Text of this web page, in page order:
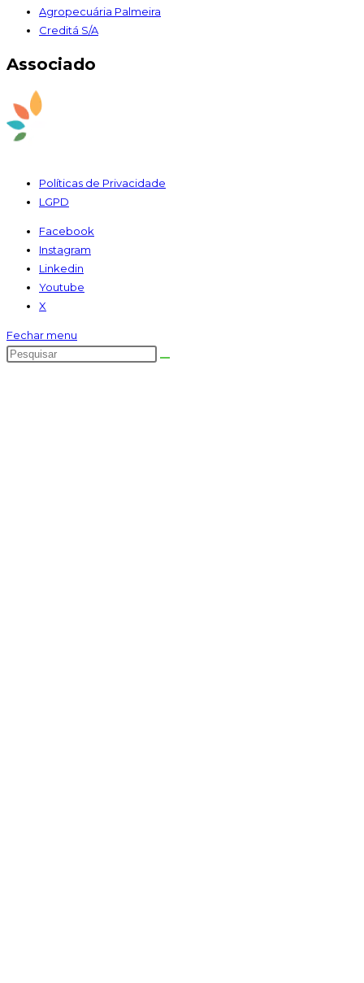
Agropecuária Palmeira
Creditá S/A
Associado
Políticas de Privacidade
LGPD
Facebook
Instagram
Linkedin
Youtube
X
Fechar menu